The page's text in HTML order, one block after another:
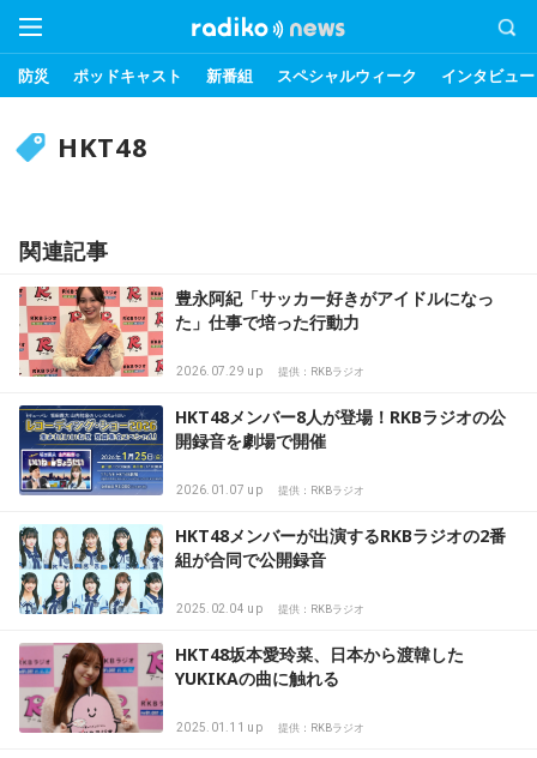
防災 ポッドキャスト 新番組 スペシャルウィーク インタビュー
HKT48
関連記事
豊永阿紀「サッカー好きがアイドルになっ
た」仕事で培った行動力
2026.07.29 up 提供：RKBラジオ
HKT48メンバー8人が登場！RKBラジオの公
開録音を劇場で開催
2026.01.07 up 提供：RKBラジオ
HKT48メンバーが出演するRKBラジオの2番
組が合同で公開録音
2025.02.04 up 提供：RKBラジオ
HKT48坂本愛玲菜、日本から渡韓した
YUKIKAの曲に触れる
2025.01.11 up 提供：RKBラジオ